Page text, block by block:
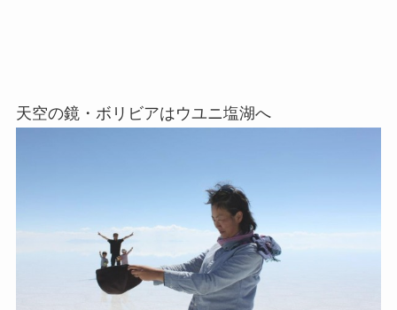
天空の鏡・ボリビアはウユニ塩湖へ